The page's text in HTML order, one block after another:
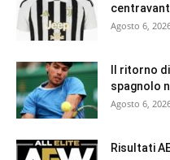
Agosto 6,
Il ritorno
spagnolo
Agosto 6,
Risultati